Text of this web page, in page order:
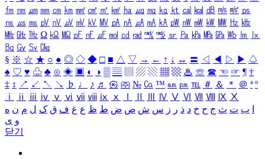
㎙ ㎚ ㎛ ㎜ ㎝ ㎞ ㎟ ㎠ ㎡ ㎢ ㏊ ㎍ ㎎ ㎏ ㏏ ㎈ ㎉ ㏈ ㎧ ㎨ ㎰
㎱ ㎲ ㎳ ㎴ ㎵ ㎶ ㎷ ㎸ ㎹ ㎀ ㎁ ㎂ ㎃ ㎄ ㎺ ㎻ ㎽ ㎾ ㎿ ㎐ ㎑
㎒ ㎓ ㎔ Ω ㏀ ㏁ ㎊ ㎋ ㎌ ㏖ ㏅ ㎭ ㎮ ㎯ ㏛ ㎩ ㎪ ㎫ ㎬ ㏝ ㏐
㏓
㏃ ㏉ ㏜ ㏆
§ ※ ☆ ★ ○ ● ◎ ◇ ◆ □ ■ △ ▽ → ← ↑ ↓ ↔ 〓 ◁ ◀ ▷ ▶ ♤
♠ ♡ ♥ ♧ ♣ ⊙ ◈ ▣ ◐ ◑ ▒ ▤ ▨ ▧ ▦ ▩ ♨ ☏ ☎ ☜ ☞ ¶ †
‡ ↕ ↗ ↙ ↖ ↘ ♭ ♩ ♪ ♬ ㉿ ㈜ № ㏇ ™ ㏂ ㏘ ℡ ＃ ＆ ＊ ＠ ª º
ⅰ
ⅱ ⅲ ⅳ ⅴ ⅵ ⅶ ⅷ ⅸ ⅹ Ⅳ Ⅴ Ⅵ Ⅶ Ⅷ Ⅸ Ⅹ
ب ت ث ج ح خ د ذ ر ز س ش ص ض ط ظ ع غ ف ق ک ل م ن ه
و ی
닫기